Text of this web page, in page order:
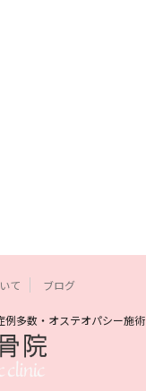
て ブログ
例多数・オステオパシー施術